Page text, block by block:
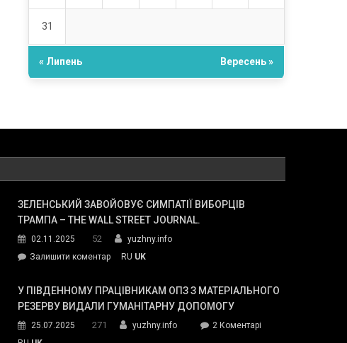
31
« Липень Вересень »
ЗЕЛЕНСЬКИЙ ЗАВОЙОВУЄ СИМПАТІЇ ВИБОРЦІВ
ТРАМПА – THE WALL STREET JOURNAL.
02.11.2025 52
yuzhny.info
Залишити коментарon
завойовує
симпатії
Трампа
RU UK
У ПІВДЕННОМУ ПРАЦІВНИКАМ ОПЗ З МАТЕРІАЛЬНОГО
РЕЗЕРВУ ВИДАЛИ ГУМАНІТАРНУ ДОПОМОГУ
25.07.2025 271 yuzhny.info 2 Коментарідо